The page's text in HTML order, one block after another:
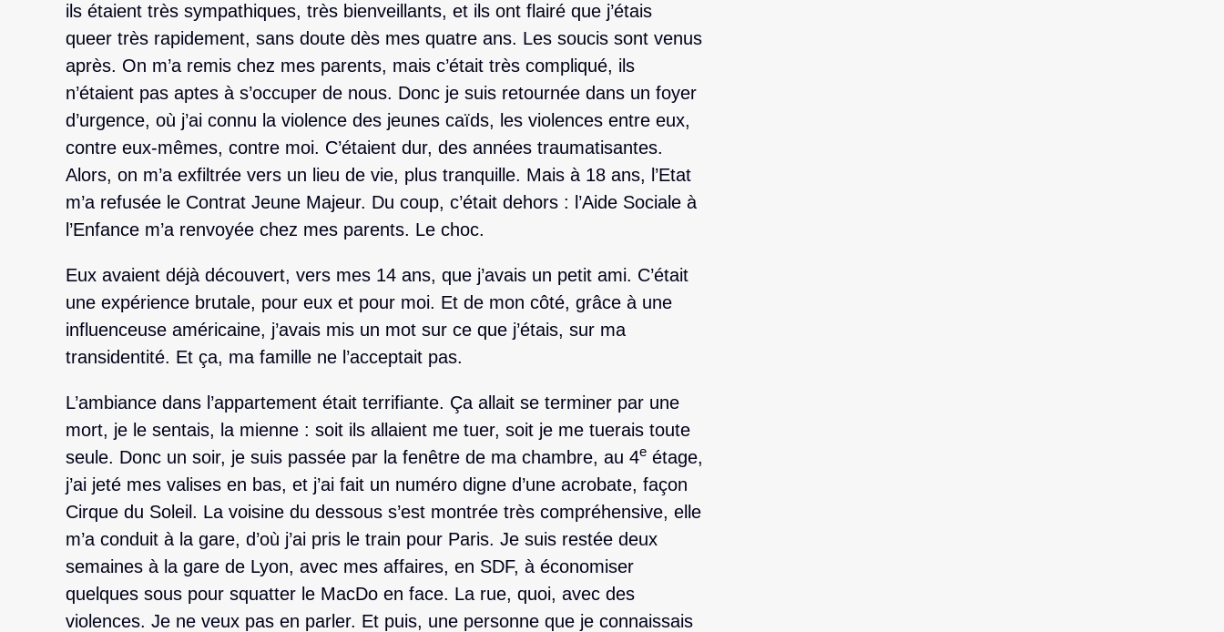
ils étaient très sympathiques, très bienveillants, et ils ont flairé que j’étais
queer très rapidement, sans doute dès mes quatre ans. Les soucis sont venus
après. On m’a remis chez mes parents, mais c’était très compliqué, ils
n’étaient pas aptes à s’occuper de nous. Donc je suis retournée dans un foyer
d’urgence, où j’ai connu la violence des jeunes caïds, les violences entre eux,
contre eux-mêmes, contre moi. C’étaient dur, des années traumatisantes.
Alors, on m’a exfiltrée vers un lieu de vie, plus tranquille. Mais à 18 ans, l’Etat
m’a refusée le Contrat Jeune Majeur. Du coup, c’était dehors : l’Aide Sociale à
l’Enfance m’a renvoyée chez mes parents. Le choc.
Eux avaient déjà découvert, vers mes 14 ans, que j’avais un petit ami. C’était
une expérience brutale, pour eux et pour moi. Et de mon côté, grâce à une
influenceuse américaine, j’avais mis un mot sur ce que j’étais, sur ma
transidentité. Et ça, ma famille ne l’acceptait pas.
L’ambiance dans l’appartement était terrifiante. Ça allait se terminer par une
mort, je le sentais, la mienne : soit ils allaient me tuer, soit je me tuerais toute
seule. Donc un soir, je suis passée par la fenêtre de ma chambre, au 4e étage,
j’ai jeté mes valises en bas, et j’ai fait un numéro digne d’une acrobate, façon
Cirque du Soleil. La voisine du dessous s’est montrée très compréhensive, elle
m’a conduit à la gare, d’où j’ai pris le train pour Paris. Je suis restée deux
semaines à la gare de Lyon, avec mes affaires, en SDF, à économiser
quelques sous pour squatter le MacDo en face. La rue, quoi, avec des
violences. Je ne veux pas en parler. Et puis, une personne que je connaissais